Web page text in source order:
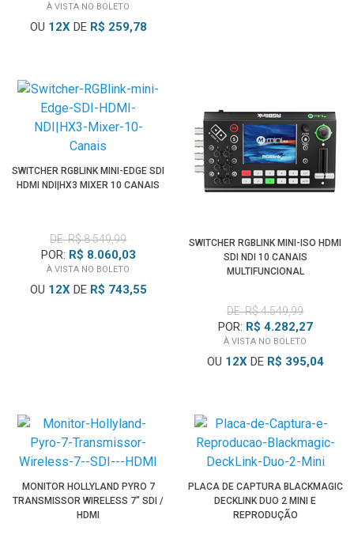
À VISTA NO BOLETO
OU 12XDE R$ 259,78
SWITCHER RGBLINK MINI-EDGE SDI
HDMI NDI|HX3 MIXER 10 CANAIS
DE: R$ 8.549,99
POR: R$ 8.060,03
À VISTA NO BOLETO
OU 12XDE R$ 743,55
SWITCHER RGBLINK MINI-ISO HDMI
SDI NDI 10 CANAIS
MULTIFUNCIONAL
DE: R$ 4.549,99
POR: R$ 4.282,27
À VISTA NO BOLETO
OU 12XDE R$ 395,04
MONITOR HOLLYLAND PYRO 7
TRANSMISSOR WIRELESS 7" SDI /
HDMI
PLACA DE CAPTURA BLACKMAGIC
DECKLINK DUO 2 MINI E
REPRODUÇÃO